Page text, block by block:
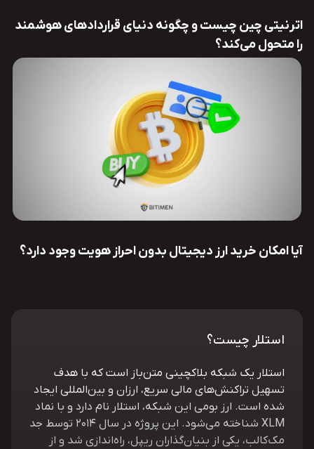
اترنیتی چین چیست و چگونه دنیای قراردادهای هوشمند
را متحول می‌کند؟
آیا امکان خرید ارز دیجیتال بدون احراز هویت وجود دارد؟
استلار چیست؟
استلار یک شبکه بلاکچینی متن‌باز است که با هدف
تسهیل تراکنش‌های مالی سریع، ارزان و بین‌المللی ایجاد
شده است. ارز بومی این شبکه، استلار نام دارد و با نماد
XLM شناخته می‌شود. این پروژه در سال 2014 توسط جد
مک‌کالب، یکی از بنیان‌گذاران ریپل، راه‌اندازی شد و از